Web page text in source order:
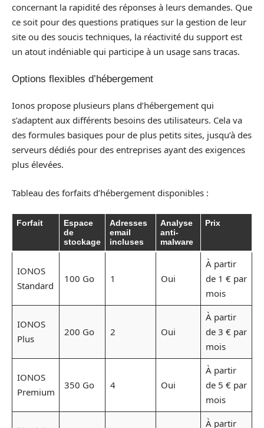
concernant la rapidité des réponses à leurs demandes. Que
ce soit pour des questions pratiques sur la gestion de leur
site ou des soucis techniques, la réactivité du support est
un atout indéniable qui participe à un usage sans tracas.
Options flexibles d’hébergement
Ionos propose plusieurs plans d’hébergement qui
s’adaptent aux différents besoins des utilisateurs. Cela va
des formules basiques pour de plus petits sites, jusqu’à des
serveurs dédiés pour des entreprises ayant des exigences
plus élevées.
Tableau des forfaits d’hébergement disponibles :
Forfait
Espace
de
stockage
Adresses
email
incluses
Analyse
anti-
malware
Prix
IONOS
Standard
100 Go 1 Oui
À partir
de 1 € par
mois
IONOS
Plus
200 Go 2 Oui
À partir
de 3 € par
mois
IONOS
Premium
350 Go 4 Oui
À partir
de 5 € par
mois
À partir